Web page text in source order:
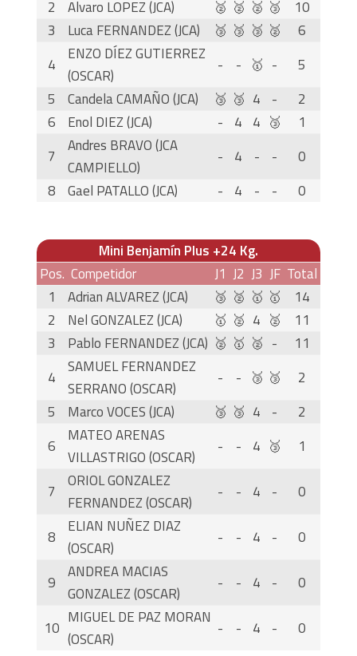
2
Alvaro LOPEZ (JCA) 🥈 🥈 🥈 🥉
10
3
Luca FERNANDEZ (JCA) 🥉 🥉 🥉 🥈
6
4
ENZO DÍEZ GUTIERREZ
(OSCAR)
- - 🥇 -
5
5
Candela CAMAÑO (JCA) 🥉 🥉 4 -
2
6
Enol DIEZ (JCA) - 4 4 🥉
1
7
Andres BRAVO (JCA
CAMPIELLO)
- 4 - -
0
8
Gael PATALLO (JCA) - 4 - - 0
Mini Benjamín Plus +24 Kg.
Pos. Competidor J1 J2 J3 JF Total
1
Adrian ALVAREZ (JCA) 🥉 🥈 🥇 🥇
14
2
Nel GONZALEZ (JCA) 🥇 🥈 4 🥈
11
3
Pablo FERNANDEZ (JCA) 🥈 🥇 🥈 -
11
4
SAMUEL FERNANDEZ
SERRANO (OSCAR)
- - 🥉 🥉
2
5
Marco VOCES (JCA) 🥉 🥉 4 -
2
6
MATEO ARENAS
VILLASTRIGO (OSCAR)
- - 4 🥉 1
7
ORIOL GONZALEZ
FERNANDEZ (OSCAR)
- - 4 - 0
8
ELIAN NUÑEZ DIAZ
(OSCAR)
- - 4 - 0
9
ANDREA MACIAS
GONZALEZ (OSCAR)
- - 4 - 0
10
MIGUEL DE PAZ MORAN
(OSCAR)
- - 4 - 0